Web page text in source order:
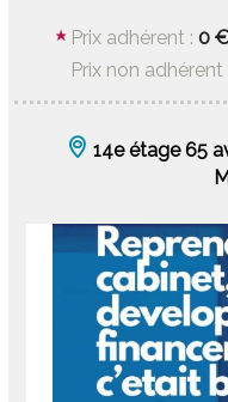
Prix adhérent :0
Prix non
14e étage 65